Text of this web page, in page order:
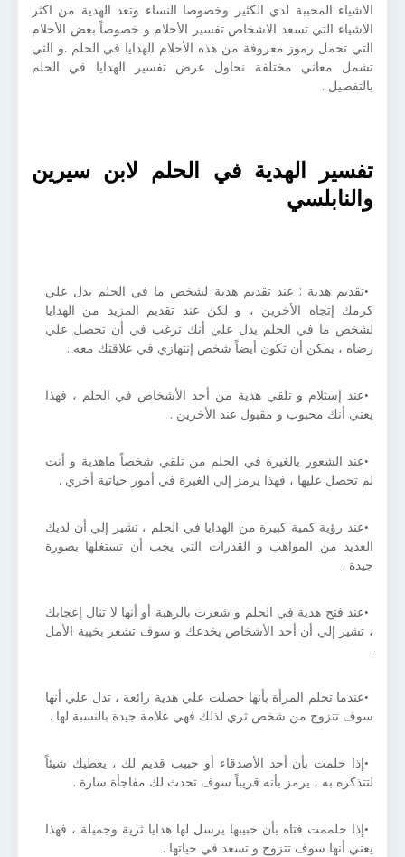
الاشياء المحببة لدي الكثير وخصوصا النساء وتعد الهدية من اكثر
الاشياء التي تسعد الاشخاص تفسير الأحلام و خصوصاً بعض الأحلام
التي تحمل رموز معروفة من هذه الأحلام الهدايا في الحلم .و التي
تشمل معاني مختلفة نحاول عرض تفسير الهدايا في الحلم
بالتفصيل .
تفسير الهدية في الحلم لابن سيرين
والنابلسي
تقديم هدية : عند تقديم هدية لشخص ما في الحلم يدل علي
كرمك إتجاه الأخرين ، و لكن عند تقديم المزيد من الهدايا
لشخص ما في الحلم يدل علي أنك ترغب في أن تحصل علي
رضاه ، يمكن أن تكون أيضاً شخص إنتهازي في علاقتك معه .
عند إستلام و تلقي هدية من أحد الأشخاص في الحلم ، فهذا
يعني أنك محبوب و مقبول عند الأخرين .
عند الشعور بالغيرة في الحلم من تلقي شخصاً ماهدية و أنت
لم تحصل عليها ، فهذا يرمز إلي الغيرة في أمور حياتية أخري .
عند رؤية كمية كبيرة من الهدايا في الحلم ، تشير إلي أن لديك
العديد من المواهب و القدرات التي يجب أن تستغلها بصورة
جيدة .
عند فتح هدية في الحلم و شعرت بالرهبة أو أنها لا تنال إعجابك
، تشير إلي أن أحد الأشخاص يخدعك و سوف تشعر بخيبة الأمل
.
عندما تحلم المرأة بأنها حصلت علي هدية رائعة ، تدل علي أنها
سوف تتزوج من شخص ثري لذلك فهي علامة جيدة بالنسبة لها .
إذا حلمت بأن أحد الأصدقاء أو حبيب قديم لك ، يعطيك شيئاً
لتتذكره به ، يرمز بأنه قريباً سوف تحدث لك مفاجأة سارة .
إذا حلممت فتاه بأن حبيبها يرسل لها هدايا ثرية وجميلة ، فهذا
يعني أنها سوف تتزوج و تسعد في حياتها .